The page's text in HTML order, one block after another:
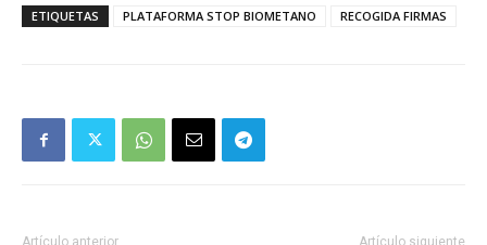
ETIQUETAS PLATAFORMA STOP BIOMETANO RECOGIDA FIRMAS
Artículo anterior Artículo siguiente